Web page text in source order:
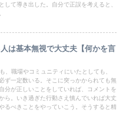
して導き出した。自分で正誤を考えると、
は基本無視で大丈夫【何かを言
、職場やコミュニティにいたとしても、
ず一定数いる。そこに突っかかられても無
分が正しいことをしていれば、コメントを
ら。いき過ぎた行動さえ慎んでいれば大丈
るべきことをやっていこう。そうすると精